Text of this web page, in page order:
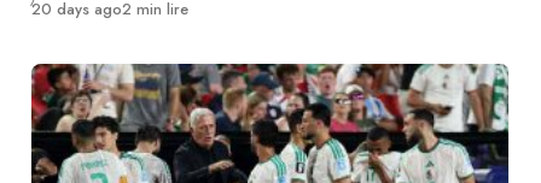
Publié
20 days ago2 min lire